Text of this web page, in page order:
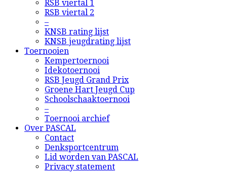
RSB viertal 1
RSB viertal 2
–
KNSB rating lijst
KNSB jeugdrating lijst
Toernooien
Kempertoernooi
Idekotoernooi
RSB Jeugd Grand Prix
Groene Hart Jeugd Cup
Schoolschaaktoernooi
–
Toernooi archief
Over PASCAL
Contact
Denksportcentrum
Lid worden van PASCAL
Privacy statement